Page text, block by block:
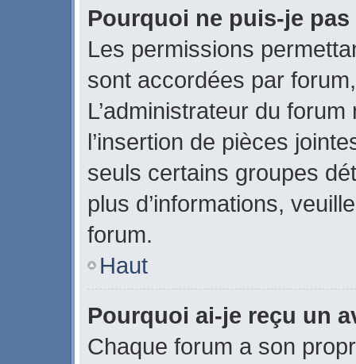
Pourquoi ne puis-je
Les permissions
sont accordées par
L’administrateur du
l’insertion de pièces
seuls certains groupes
plus d’informations,
forum.
Haut
Pourquoi ai-je reçu un
Chaque forum a son